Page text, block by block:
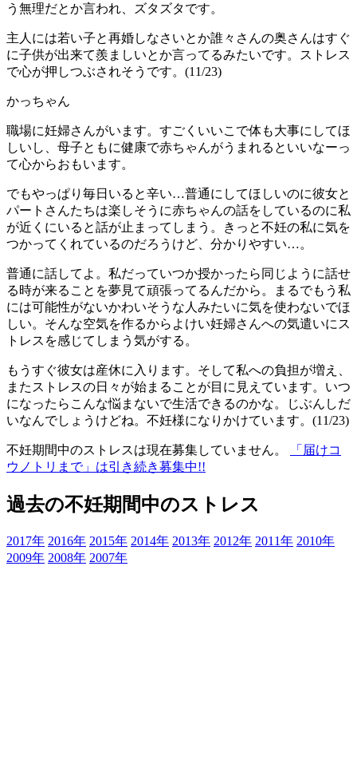
う無理だとか言われ、ズタズタです。
主人には若い子と再婚しなさいとか誰々さんの奥さんはすぐ
に子供が出来て羨ましいとか言ってるみたいです。ストレス
で心が押しつぶされそうです。(11/23)
かっちゃん
職場に妊婦さんがいます。すごくいいこで体も大事にしてほ
しいし、母子ともに健康で赤ちゃんがうまれるといいなーっ
て心からおもいます。
でもやっぱり毎日いると辛い…普通にしてほしいのに彼女と
パートさんたちは楽しそうに赤ちゃんの話をしているのに私
が近くにいると話が止まってしまう。きっと不妊の私に気を
つかってくれているのだろうけど、分かりやすい…。
普通に話してよ。私だっていつか授かったら同じように話せ
る時が来ることを夢見て頑張ってるんだから。まるでもう私
には可能性がないかわいそうな人みたいに気を使わないでほ
しい。そんな空気を作るからよけい妊婦さんへの気遣いにス
トレスを感じてしまう気がする。
もうすぐ彼女は産休に入ります。そして私への負担が増え、
またストレスの日々が始まることが目に見えています。いつ
になったらこんな悩まないで生活できるのかな。じぶんしだ
いなんでしょうけどね。不妊様になりかけています。(11/23)
不妊期間中のストレスは現在募集していません。
「届けコ
ウノトリまで」は引き続き募集中!!
過去の不妊期間中のストレス
2017年 2016年 2015年 2014年 2013年 2012年 2011年 2010年
2009年 2008年 2007年